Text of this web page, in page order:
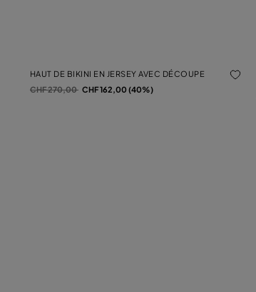
HAUT DE BIKINI EN JERSEY AVEC DÉCOUPE
Prix réduit de
CHF 270,00à CHF 162,00 (40%)